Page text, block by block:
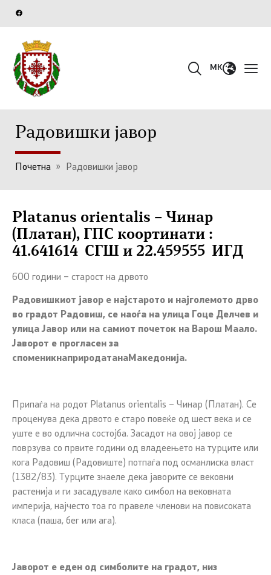
MK
Радовишки јавор
Почетна » Радовишки јавор
Platanus orientalis – Чинар
(Платан), ГПС коортинати :
41.641614 СГШ и 22.459555 ИГД
600 години – старост на дрвото
Радовишкиот јавор е најстарото и најголемото дрво
во градот Радовиш, се наоѓа на улица Гоце Делчев и
улица Јавор или на самиот почеток на Варош Маало.
Јаворот е прогласен за
споменикнаприродатанаМакедонија.
Припаѓа на родот Platanus orientalis – Чинар (Платан). Се
проценува дека дрвото е старо повеќе од шест века и се
уште е во одлична состојба. Засадот на овој јавор се
поврзува со првите години од владеењето на турците или
кога Радовиш (Радовиште) потпаѓа под османлиска власт
(1382/83). Турците знаеле дека јаворите се вековни
растенија и ги засадувале како симбол на вековната
империја, најчесто тоа го правеле членови на повисоката
класа (паша, бег или ага).
Јаворот е еден од симболите на градот, низ